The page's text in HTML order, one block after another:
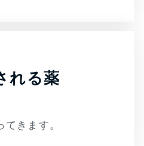
れる薬
きます。